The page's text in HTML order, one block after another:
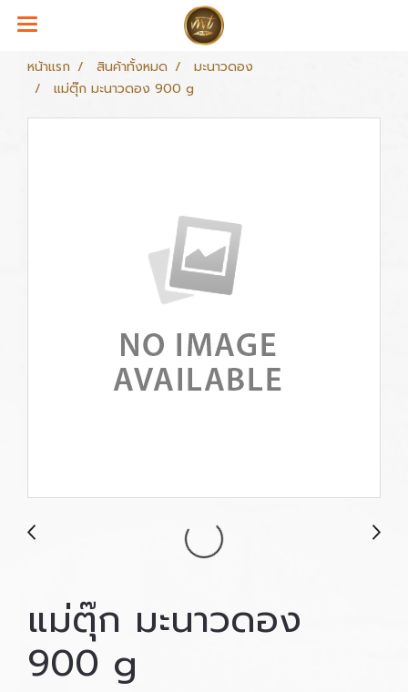
หน้าแรก สินค้าทั้งหมด
มะนาวดอง
แม่ตุ๊ก มะนาวดอง 900 g
แม่ตุ๊ก มะนาวดอง
900 g